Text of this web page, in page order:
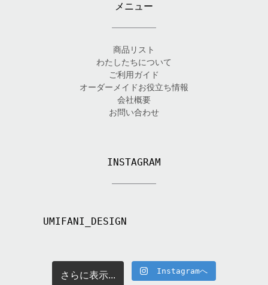
メニュー
商品リスト
わたしたちについて
ご利用ガイド
オーダーメイドお役立ち情報
会社概要
お問い合わせ
INSTAGRAM
UMIFANI_DESIGN
さらに表示... Instagramへ